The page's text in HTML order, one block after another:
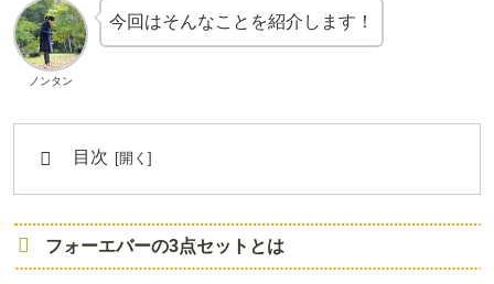
ノンタン
今回はそんなことを紹介します！
目次
フォーエバーの3点セットとは